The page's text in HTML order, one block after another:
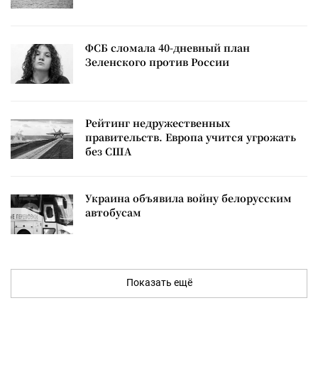
ФСБ сломала 40-дневный план
Зеленского против России
Рейтинг недружественных
правительств. Европа учится угрожать
без США
Украина объявила войну белорусским
автобусам
Показать ещё